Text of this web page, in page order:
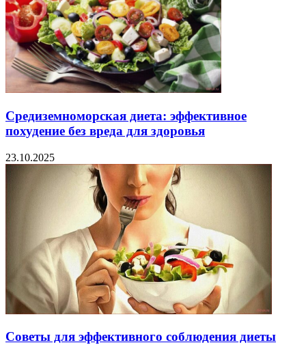
Средиземноморская диета: эффективное
похудение без вреда для здоровья
23.10.2025
Советы для эффективного соблюдения диеты